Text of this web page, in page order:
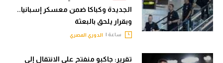
الجديدة وكباكا ضمن معسكر إسبانيا..
وبقرار يلحق بالبعثة
ساعة | الدوري المصري
تقرير: جاكبو منفتح على الانتقال إلى